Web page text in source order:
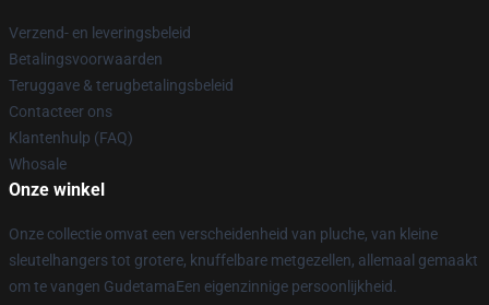
Verzend- en leveringsbeleid
Betalingsvoorwaarden
Teruggave & terugbetalingsbeleid
Contacteer ons
Klantenhulp (FAQ)
Whosale
Onze winkel
Onze collectie omvat een verscheidenheid van pluche, van kleine
sleutelhangers tot grotere, knuffelbare metgezellen, allemaal gemaakt
om te vangen GudetamaEen eigenzinnige persoonlijkheid.